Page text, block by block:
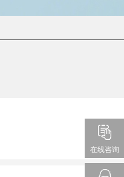
在线咨询